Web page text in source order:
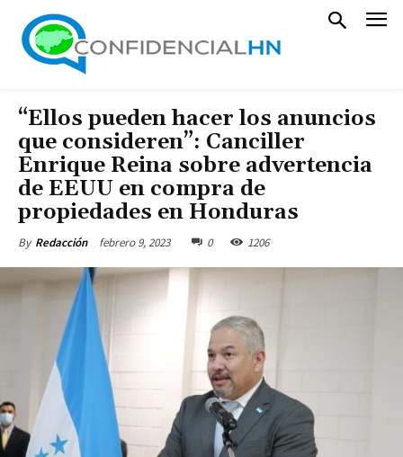
“Ellos pueden hacer los anuncios
que consideren”: Canciller
Enrique Reina sobre advertencia
de EEUU en compra de
propiedades en Honduras
By Redacción febrero 9, 2023 0 1206